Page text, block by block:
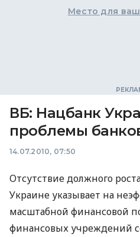
Место для
ВБ: Нацбанк
проблемы
14.07.2010, 07:50
Отсутствие должного
Украине указывает на
масштабной финансовой
финансовых учреждений